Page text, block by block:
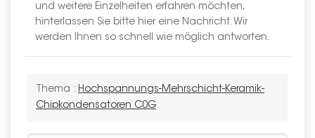
und weitere Einzelheiten erfahren möchten,
hinterlassen Sie bitte hier eine Nachricht. Wir
werden Ihnen so schnell wie möglich antworten.
Thema : Hochspannungs-Mehrschicht-Keramik-
Chipkondensatoren C0G